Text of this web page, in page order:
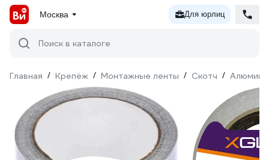
Москва Для юрлиц
Поиск в каталоге
Главная / Крепёж / Монтажные ленты / Скотч /